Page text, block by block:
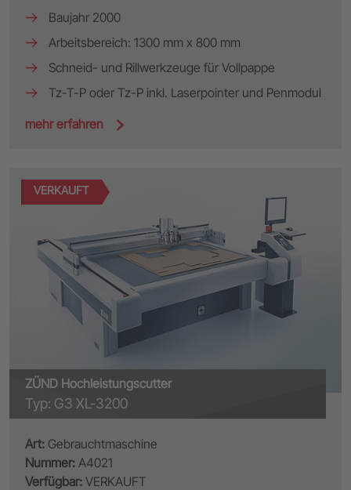
Baujahr 2000
Arbeitsbereich: 1300 mm x 800 mm
Schneid- und Rillwerkzeuge für Vollpappe
Tz-T-P oder Tz-P inkl. Laserpointer und Penmodul
mehr erfahren
VERKAUFT
ZÜND Hochleistungscutter
Typ: G3 XL-3200
Art: Gebrauchtmaschine
Nummer: A4021
Verfügbar: VERKAUFT